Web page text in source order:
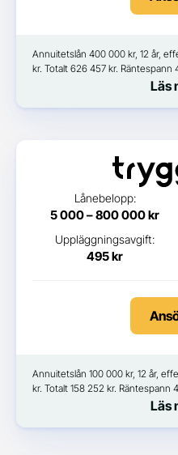
Annuitetslån 400 000 kr, 12 år,
kr. Totalt 626 457 kr. Räntespann
Läs
Lånebelopp:
5 000 – 800 000 kr
Uppläggningsavgift:
495 kr
Annuitetslån 100 000 kr, 12 år,
kr. Totalt 158 252 kr. Räntespann
Läs